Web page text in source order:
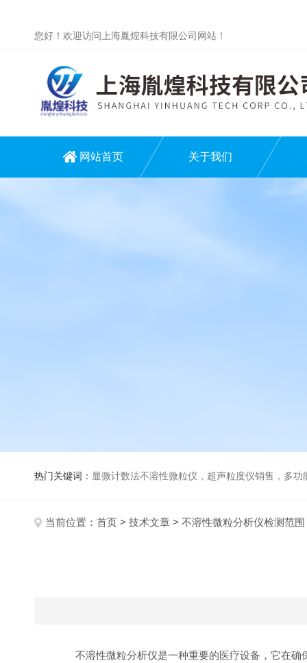
您好！欢迎访问上海胤煌科技有限公司网站！
网站首页 关于我们
热门关键词： 显微计数法不溶性微粒仪，超声粒度仪销售，多功能超声粒度分析仪，粒度及
当前位置： 首页 > 技术文章 > 不溶性微粒分析仪检测范围
不溶性微粒分析仪是一种重要的医疗设备，它在确